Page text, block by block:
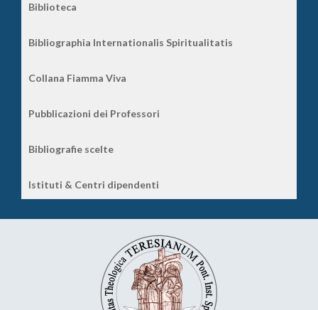
Biblioteca
Bibliographia Internationalis Spiritualitatis
Collana Fiamma Viva
Pubblicazioni dei Professori
Bibliografie scelte
Istituti & Centri dipendenti